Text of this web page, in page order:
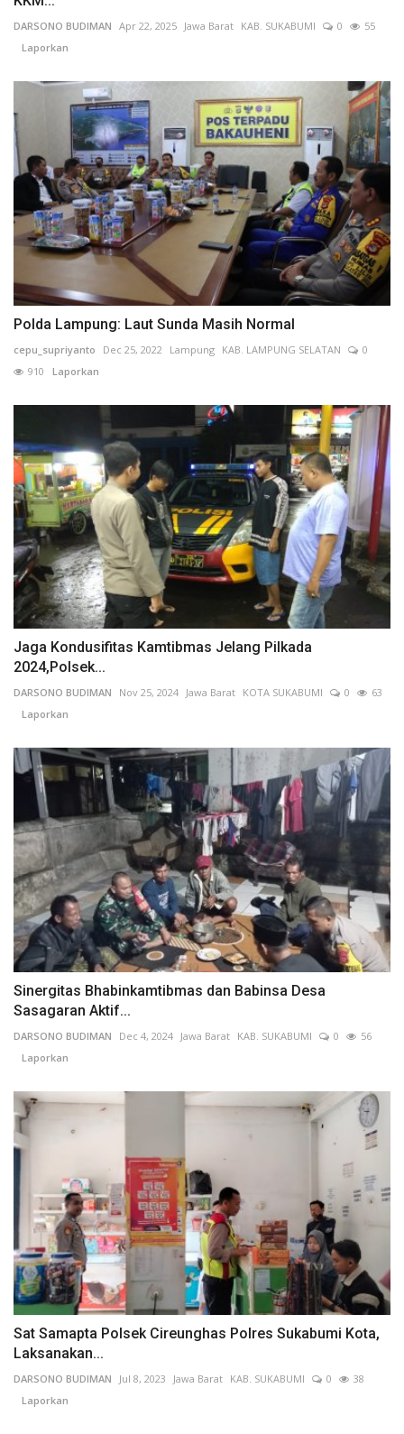
DARSONO BUDIMAN Apr 22, 2025 Jawa Barat KAB. SUKABUMI 0
55
Laporkan
Polda Lampung: Laut Sunda Masih Normal
cepu_supriyanto Dec 25, 2022 Lampung KAB. LAMPUNG SELATAN
0
910 Laporkan
Jaga Kondusifitas Kamtibmas Jelang Pilkada
2024,Polsek...
DARSONO BUDIMAN Nov 25, 2024 Jawa Barat KOTA SUKABUMI 0
63
Laporkan
Sinergitas Bhabinkamtibmas dan Babinsa Desa
Sasagaran Aktif...
DARSONO BUDIMAN Dec 4, 2024 Jawa Barat KAB. SUKABUMI 0
56
Laporkan
Sat Samapta Polsek Cireunghas Polres Sukabumi Kota,
Laksanakan...
DARSONO BUDIMAN Jul 8, 2023 Jawa Barat KAB. SUKABUMI 0
38
Laporkan